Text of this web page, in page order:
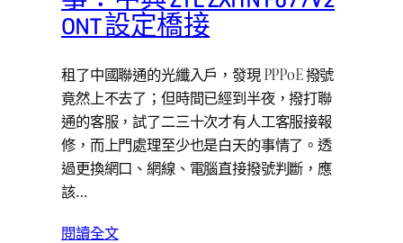
ONT 設定橋接
租了中國聯通的光纖入戶，發現 PPPoE 撥號
竟然上不去了；但時間已經到半夜，撥打聯
通的客服，試了二三十次才有人工客服接報
修，而上門處理至少也是白天的事情了。透
過更換網口、網線、電腦直接撥號判斷，應
該…
閱讀全文